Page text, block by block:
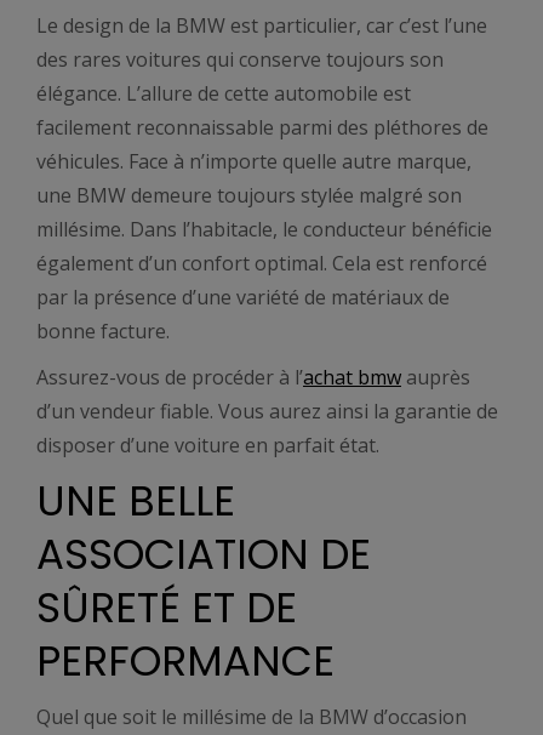
Le design de la BMW est particulier, car c’est l’une
des rares voitures qui conserve toujours son
élégance. L’allure de cette automobile est
facilement reconnaissable parmi des pléthores de
véhicules. Face à n’importe quelle autre marque,
une BMW demeure toujours stylée malgré son
millésime. Dans l’habitacle, le conducteur bénéficie
également d’un confort optimal. Cela est renforcé
par la présence d’une variété de matériaux de
bonne facture.
Assurez-vous de procéder à l’achat bmw auprès
d’un vendeur fiable. Vous aurez ainsi la garantie de
disposer d’une voiture en parfait état.
UNE BELLE
ASSOCIATION DE
SÛRETÉ ET DE
PERFORMANCE
Quel que soit le millésime de la BMW d’occasion